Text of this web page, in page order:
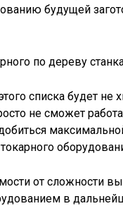
будущей
по дереву
списка будет не
не сможет
от сложности
в